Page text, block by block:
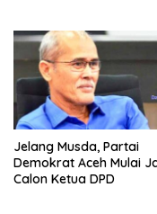
Jelang Musda, Partai
Demokrat Aceh Mulai
Calon Ketua DPD